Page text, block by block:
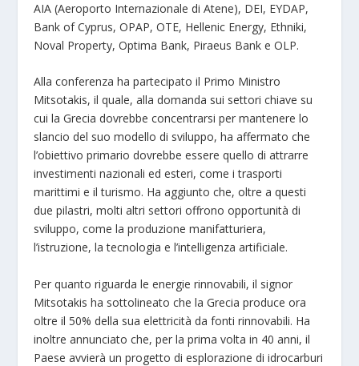
AIA (Aeroporto Internazionale di Atene), DEI, EYDAP,
Bank of Cyprus, OPAP, OTE, Hellenic Energy, Ethniki,
Noval Property, Optima Bank, Piraeus Bank e OLP.
Alla conferenza ha partecipato il Primo Ministro
Mitsotakis, il quale, alla domanda sui settori chiave su
cui la Grecia dovrebbe concentrarsi per mantenere lo
slancio del suo modello di sviluppo, ha affermato che
l’obiettivo primario dovrebbe essere quello di attrarre
investimenti nazionali ed esteri, come i trasporti
marittimi e il turismo. Ha aggiunto che, oltre a questi
due pilastri, molti altri settori offrono opportunità di
sviluppo, come la produzione manifatturiera,
l’istruzione, la tecnologia e l’intelligenza artificiale.
Per quanto riguarda le energie rinnovabili, il signor
Mitsotakis ha sottolineato che la Grecia produce ora
oltre il 50% della sua elettricità da fonti rinnovabili. Ha
inoltre annunciato che, per la prima volta in 40 anni, il
Paese avvierà un progetto di esplorazione di idrocarburi